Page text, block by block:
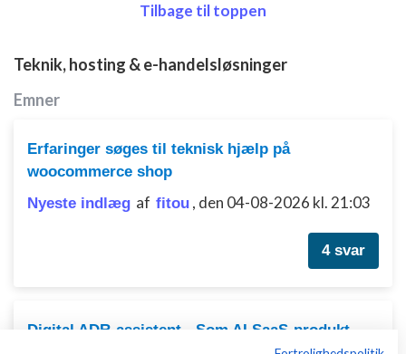
Tilbage til toppen
Teknik, hosting & e-handelsløsninger
Emner
Erfaringer søges til teknisk hjælp på
woocommerce shop
Nyeste indlæg af fitou , den 04-08-2026 kl. 21:03
4 svar
Digital ADR-assistent - Som AI SaaS-produkt